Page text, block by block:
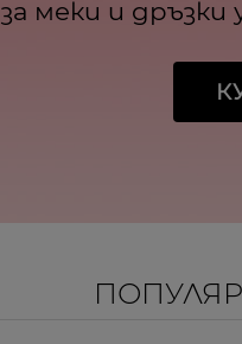
за меки и